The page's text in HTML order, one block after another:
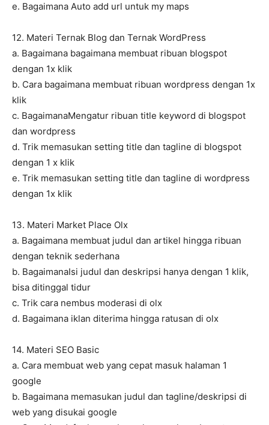
e. Bagaimana Auto add url untuk my maps
12. Materi Ternak Blog dan Ternak WordPress
a. Bagaimana bagaimana membuat ribuan blogspot
dengan 1x klik
b. Cara bagaimana membuat ribuan wordpress dengan 1x
klik
c. BagaimanaMengatur ribuan title keyword di blogspot
dan wordpress
d. Trik memasukan setting title dan tagline di blogspot
dengan 1 x klik
e. Trik memasukan setting title dan tagline di wordpress
dengan 1x klik
13. Materi Market Place Olx
a. Bagaimana membuat judul dan artikel hingga ribuan
dengan teknik sederhana
b. BagaimanaIsi judul dan deskripsi hanya dengan 1 klik,
bisa ditinggal tidur
c. Trik cara nembus moderasi di olx
d. Bagaimana iklan diterima hingga ratusan di olx
14. Materi SEO Basic
a. Cara membuat web yang cepat masuk halaman 1
google
b. Bagaimana memasukan judul dan tagline/deskripsi di
web yang disukai google